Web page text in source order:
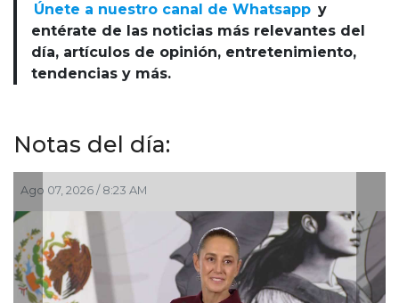
Únete a nuestro canal de Whatsapp y
entérate de las noticias más relevantes del
día, artículos de opinión, entretenimiento,
tendencias y más.
Notas del día:
Ago 07, 2026 / 8:23 AM